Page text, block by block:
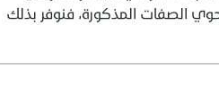
الصفات المذكورة، فنوفر بذلك